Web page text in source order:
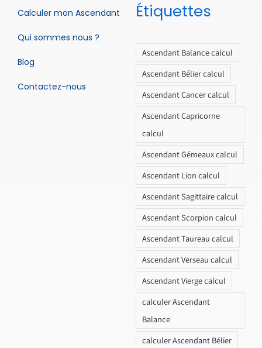
Calculer mon Ascendant
Qui sommes nous ?
Blog
Contactez-nous
Étiquettes
Ascendant Balance calcul
Ascendant Bélier calcul
Ascendant Cancer calcul
Ascendant Capricorne
calcul
Ascendant Gémeaux calcul
Ascendant Lion calcul
Ascendant Sagittaire calcul
Ascendant Scorpion calcul
Ascendant Taureau calcul
Ascendant Verseau calcul
Ascendant Vierge calcul
calculer Ascendant
Balance
calculer Ascendant Bélier